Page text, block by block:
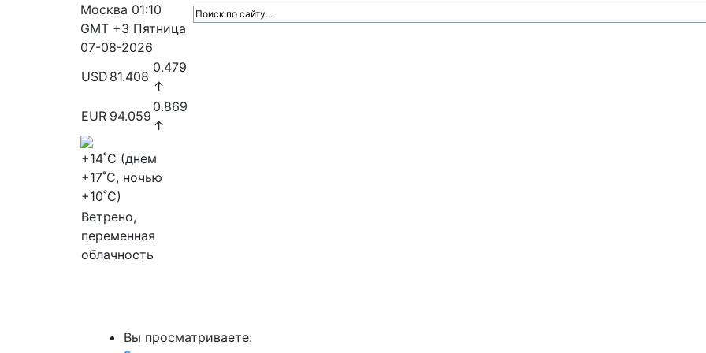
Москва 01:10
GMT +3 Пятница
07-08-2026
USD 81.408
0.479
↑
EUR 94.059
0.869
↑
+14˚C (днем
+17˚C, ночью
+10˚C)
Ветрено,
переменная
облачность
Вы просматриваете: